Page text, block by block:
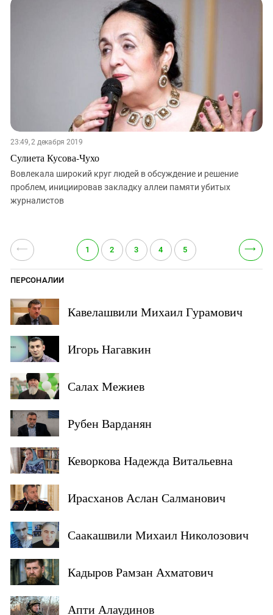
23:49, 2 декабря 2019
Сулиета Кусова-Чухо
Вовлекала широкий круг людей в обсуждение и решение
проблем, инициировав закладку аллеи памяти убитых
журналистов
⟵ 1 2 3 4 5 ⟶
ПЕРСОНАЛИИ
Кавелашвили Михаил Гурамович
Игорь Нагавкин
Салах Межиев
Рубен Варданян
Кеворкова Надежда Витальевна
Ирасханов Аслан Салманович
Саакашвили Михаил Николозович
Кадыров Рамзан Ахматович
Апти Алаудинов